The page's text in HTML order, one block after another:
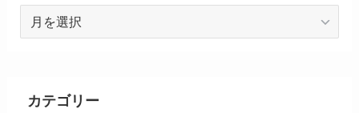
カテゴリー